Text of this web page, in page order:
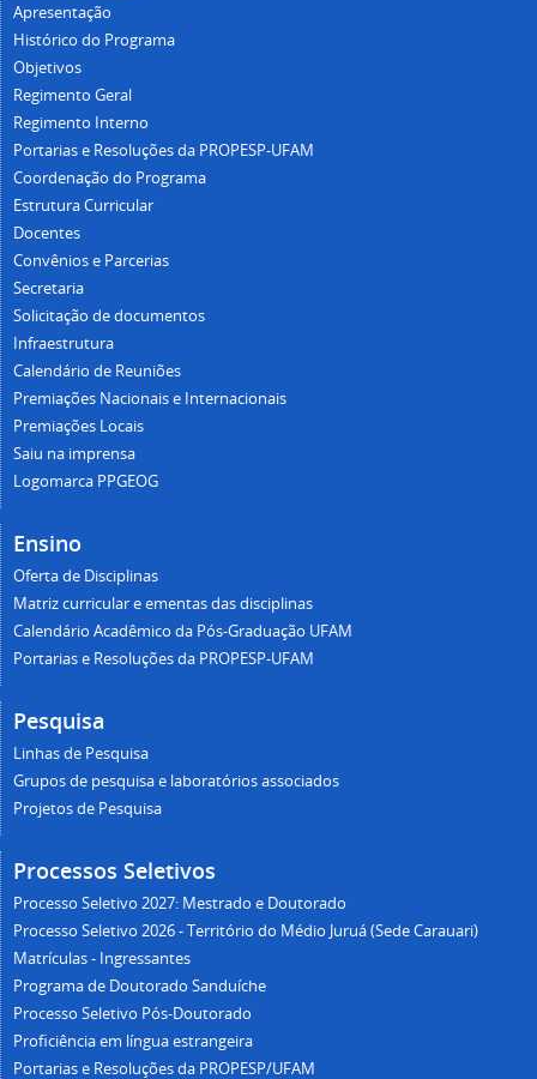
Apresentação
Histórico do Programa
Objetivos
Regimento Geral
Regimento Interno
Portarias e Resoluções da PROPESP-UFAM
Coordenação do Programa
Estrutura Curricular
Docentes
Convênios e Parcerias
Secretaria
Solicitação de documentos
Infraestrutura
Calendário de Reuniões
Premiações Nacionais e Internacionais
Premiações Locais
Saiu na imprensa
Logomarca PPGEOG
Ensino
Oferta de Disciplinas
Matriz curricular e ementas das disciplinas
Calendário Acadêmico da Pós-Graduação UFAM
Portarias e Resoluções da PROPESP-UFAM
Pesquisa
Linhas de Pesquisa
Grupos de pesquisa e laboratórios associados
Projetos de Pesquisa
Processos Seletivos
Processo Seletivo 2027: Mestrado e Doutorado
Processo Seletivo 2026 - Território do Médio Juruá (Sede Carauari)
Matrículas - Ingressantes
Programa de Doutorado Sanduíche
Processo Seletivo Pós-Doutorado
Proficiência em língua estrangeira
Portarias e Resoluções da PROPESP/UFAM